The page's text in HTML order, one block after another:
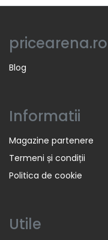
pricearena.ro
Blog
Informatii
Magazine partenere
Termeni și condiții
Politica de cookie
Utile